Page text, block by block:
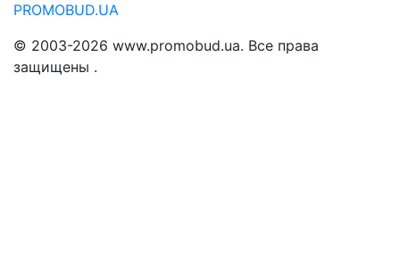
PROMOBUD.UA
© 2003-2026 www.promobud.ua. Все права
защищены .